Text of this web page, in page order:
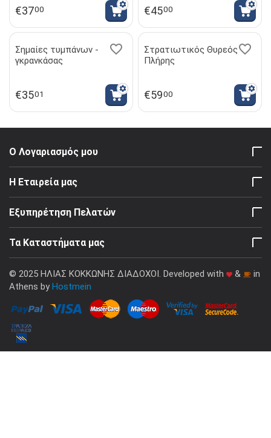
€3700 €4500
Σημαίες τυμπάνων -
γκρανκάσας
€3501
Στρατιωτικός Θυρεός -
Πλήρης
€5900
Ο Λογαριασμός μου
Η Εταιρεία μας
Εξυπηρέτηση Πελατών
Τα Καταστήματα μας
© 2025 ΗΛΙΑΣ ΚΟΚΚΩΝΗΣ ΔΙΑΔΟΧΟΙ. Developed with &
in
Athens by Hostmein